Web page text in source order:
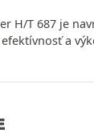
H/T 687 je
efektívnosť a